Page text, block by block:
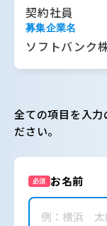
契約社員
募集企業名
ソフトバンク
全ての項目を入力
ださい。
必須 お名前